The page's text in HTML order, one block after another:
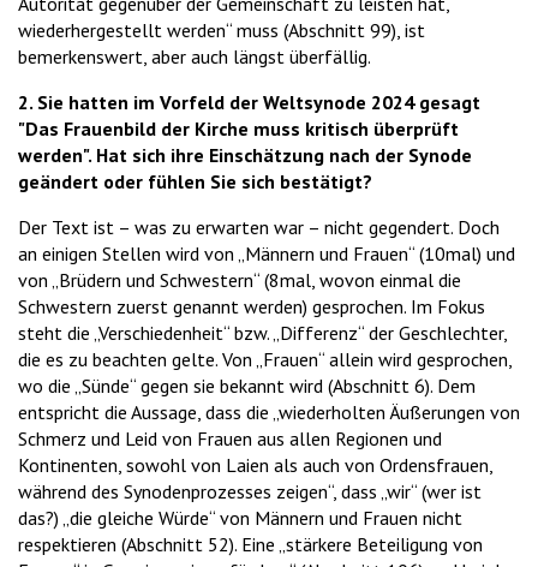
wiederhergestellt werden“ muss (Abschnitt 99), ist
bemerkenswert, aber auch längst überfällig.
2. Sie hatten im Vorfeld der Weltsynode 2024 gesagt
"Das Frauenbild der Kirche muss kritisch überprüft
werden". Hat sich ihre Einschätzung nach der Synode
geändert oder fühlen Sie sich bestätigt?
Der Text ist – was zu erwarten war – nicht gegendert. Doch
an einigen Stellen wird von „Männern und Frauen“ (10mal) und
von „Brüdern und Schwestern“ (8mal, wovon einmal die
Schwestern zuerst genannt werden) gesprochen. Im Fokus
steht die „Verschiedenheit“ bzw. „Differenz“ der Geschlechter,
die es zu beachten gelte. Von „Frauen“ allein wird gesprochen,
wo die „Sünde“ gegen sie bekannt wird (Abschnitt 6). Dem
entspricht die Aussage, dass die „wiederholten Äußerungen von
Schmerz und Leid von Frauen aus allen Regionen und
Kontinenten, sowohl von Laien als auch von Ordensfrauen,
während des Synodenprozesses zeigen“, dass „wir“ (wer ist
das?) „die gleiche Würde“ von Männern und Frauen nicht
respektieren (Abschnitt 52). Eine „stärkere Beteiligung von